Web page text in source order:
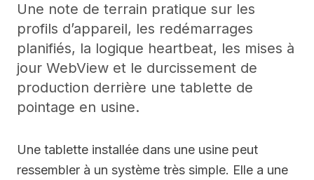
Une note de terrain pratique sur les
profils d’appareil, les redémarrages
planifiés, la logique heartbeat, les mises à
jour WebView et le durcissement de
production derrière une tablette de
pointage en usine.
Une tablette installée dans une usine peut
ressembler à un système très simple. Elle a une